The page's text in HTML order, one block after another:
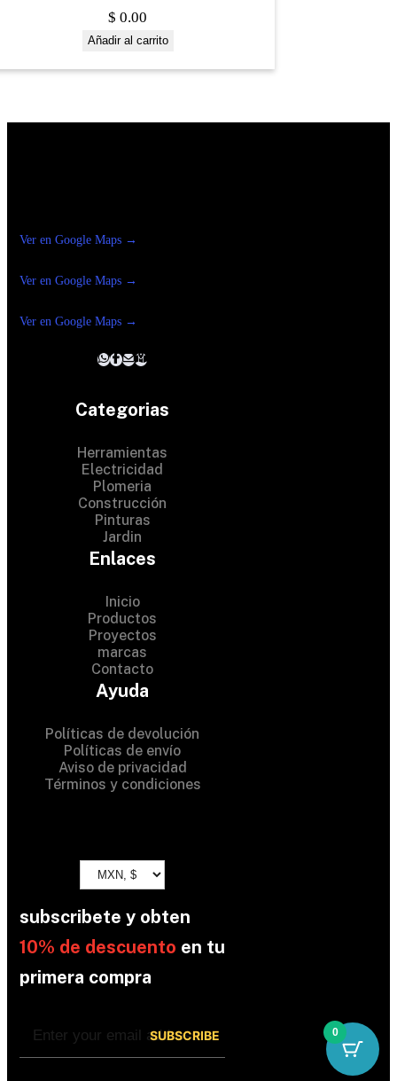
$ 0.00
Añadir al carrito
Ver en Google Maps →
Ver en Google Maps →
Ver en Google Maps →
Categorias
Herramientas
Electricidad
Plomeria
Construcción
Pinturas
Jardin
Enlaces
Inicio
Productos
Proyectos
marcas
Contacto
Ayuda
Políticas de devolución
Políticas de envío
Aviso de privacidad
Términos y condiciones
subscribete y obten
10% de descuento en tu
primera compra
0